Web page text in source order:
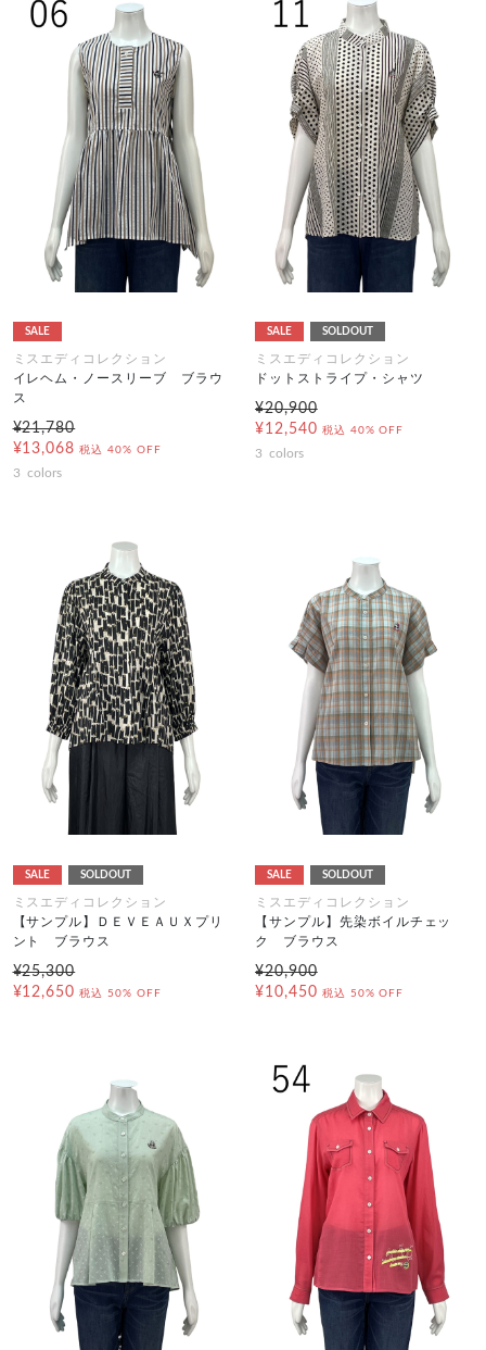
SALE
ミスエディコレクション
イレヘム・ノースリーブ ブラウ
ス
¥21,780
¥13,068 税込 40% OFF
3 colors
SALE SOLDOUT
ミスエディコレクション
ドットストライプ・シャツ
¥20,900
¥12,540 税込 40% OFF
3 colors
SALE SOLDOUT
ミスエディコレクション
【サンプル】ＤＥＶＥＡＵＸプリ
ント ブラウス
¥25,300
¥12,650 税込 50% OFF
SALE SOLDOUT
ミスエディコレクション
【サンプル】先染ボイルチェッ
ク ブラウス
¥20,900
¥10,450 税込 50% OFF